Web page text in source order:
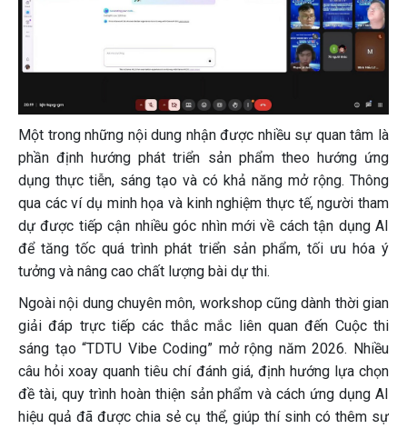
Một trong những nội dung nhận được nhiều sự quan tâm là
phần định hướng phát triển sản phẩm theo hướng ứng
dụng thực tiễn, sáng tạo và có khả năng mở rộng. Thông
qua các ví dụ minh họa và kinh nghiệm thực tế, người tham
dự được tiếp cận nhiều góc nhìn mới về cách tận dụng AI
để tăng tốc quá trình phát triển sản phẩm, tối ưu hóa ý
tưởng và nâng cao chất lượng bài dự thi.
Ngoài nội dung chuyên môn, workshop cũng dành thời gian
giải đáp trực tiếp các thắc mắc liên quan đến Cuộc thi
sáng tạo “TDTU Vibe Coding” mở rộng năm 2026. Nhiều
câu hỏi xoay quanh tiêu chí đánh giá, định hướng lựa chọn
đề tài, quy trình hoàn thiện sản phẩm và cách ứng dụng AI
hiệu quả đã được chia sẻ cụ thể, giúp thí sinh có thêm sự